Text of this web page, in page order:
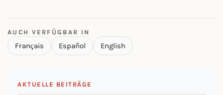
AUCH VERFÜGBAR IN
Français Español English
AKTUELLE BEITRÄGE